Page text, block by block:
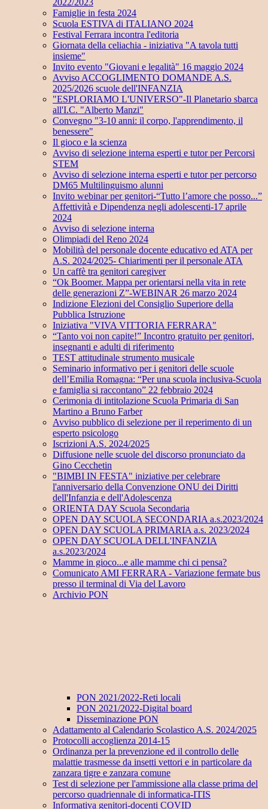
2022/2023
Famiglie in festa 2024
Scuola ESTIVA di ITALIANO 2024
Festival Ferrara incontra l'editoria
Giornata della celiachia - iniziativa "A tavola tutti
insieme"
Invito evento "Giovani e legalità" 16 maggio 2024
Avviso ACCOGLIMENTO DOMANDE A.S.
2025/2026 scuole dell'INFANZIA
"ESPLORIAMO L'UNIVERSO"-Il Planetario sbarca
all'I.C. "Alberto Manzi"
Convegno "3-10 anni: il corpo, l'apprendimento, il
benessere"
Il gioco e la scienza
Avviso di selezione interna esperti e tutor per Percorsi
STEM
Avviso di selezione interna esperti e tutor per percorso
DM65 Multilinguismo alunni
Invito webinar per genitori-“Tutto l’amore che posso...”
Affettività e Dipendenza negli adolescenti-17 aprile
2024
Avviso di selezione interna
Olimpiadi del Reno 2024
Mobilità del personale docente educativo ed ATA per
A.S. 2024/2025- Chiarimenti per il personale ATA
Un caffè tra genitori caregiver
“Ok Boomer. Mappa per orientarsi nella vita in rete
delle generazioni Z”-WEBINAR 26 marzo 2024
Indizione Elezioni del Consiglio Superiore della
Pubblica Istruzione
Iniziativa "VIVA VITTORIA FERRARA"
“Tanto voi non capite!” Incontro gratuito per genitori,
insegnanti e adulti di riferimento
TEST attitudinale strumento musicale
Seminario informativo per i genitori delle scuole
dell’Emilia Romagna: “Per una scuola inclusiva-Scuola
e famiglia si raccontano” 22 febbraio 2024
Cerimonia di intitolazione Scuola Primaria di San
Martino a Bruno Farber
Avviso pubblico di selezione per il reperimento di un
esperto psicologo
Iscrizioni A.S. 2024/2025
Diffusione nelle scuole del discorso pronunciato da
Gino Cecchetin
"BIMBI IN FESTA" iniziative per celebrare
l'anniversario della Convenzione ONU dei Diritti
dell'Infanzia e dell'Adolescenza
ORIENTA DAY Scuola Secondaria
OPEN DAY SCUOLA SECONDARIA a.s.2023/2024
OPEN DAY SCUOLA PRIMARIA a.s. 2023/2024
OPEN DAY SCUOLA DELL'INFANZIA
a.s.2023/2024
Mamme in gioco...e alle mamme chi ci pensa?
Comunicato AMI FERRARA - Variazione fermate bus
presso il terminal di Via del Lavoro
Archivio PON
PON 2021/2022-Reti locali
PON 2021/2022-Digital board
Disseminazione PON
Adattamento al Calendario Scolastico A.S. 2024/2025
Protocolli accoglienza 2014-15
Ordinanza per la prevenzione ed il controllo delle
malattie trasmesse da insetti vettori e in particolare da
zanzara tigre e zanzara comune
Test di selezione per l'ammissione alla classe prima del
percorso quadriennale di informatica-ITIS
Informativa genitori-docenti COVID